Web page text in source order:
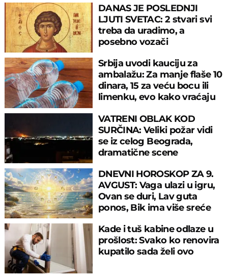
DANAS JE POSLEDNJI
LJUTI SVETAC: 2 stvari svi
treba da uradimo, a
posebno vozači
Srbija uvodi kauciju za
ambalažu: Za manje flaše 10
dinara, 15 za veću bocu ili
limenku, evo kako vraćaju
VATRENI OBLAK KOD
SURČINA: Veliki požar vidi
se iz celog Beograda,
dramatične scene
DNEVNI HOROSKOP ZA 9.
AVGUST: Vaga ulazi u igru,
Ovan se duri, Lav guta
ponos, Bik ima više sreće
Kade i tuš kabine odlaze u
prošlost: Svako ko renovira
kupatilo sada želi ovo